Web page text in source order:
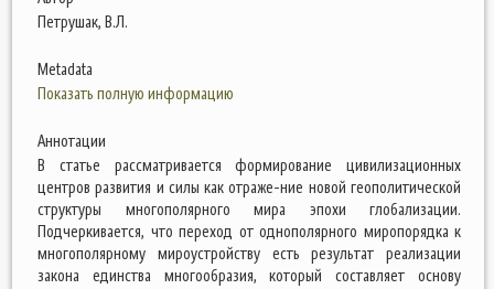
Петрушак, В.Л.
Metadata
Показать полную информацию
Аннотации
В статье рассматривается формирование цивилизационных
центров развития и силы как отраже-ние новой геополитической
структуры многополярного мира эпохи глобализации.
Подчеркивается, что переход от однополярного миропорядка к
многополярному мироустройству есть результат реализации
закона единства многообразия, который составляет основу